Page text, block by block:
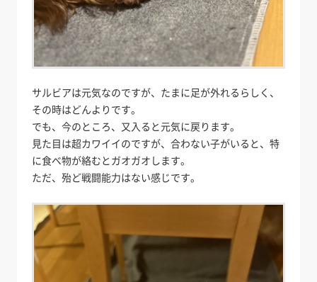
サルビアは元気なのですが、たまに足が外れるらしく、
その時はどんよりです。
でも、今のところ、又入ると元気に戻ります。
見た目は超カワイイのですが、合わない子がいると、特
に食べ物が絡むとガオガオします。
ただ、殆ど戦闘能力はない感じです。